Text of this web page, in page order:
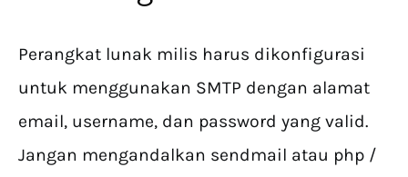
Perangkat lunak milis harus dikonfigurasi
untuk menggunakan SMTP dengan alamat
email, username, dan password yang valid.
Jangan mengandalkan sendmail atau php /